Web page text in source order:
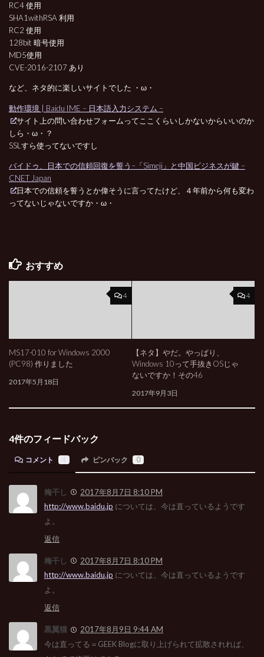
RC4 使用
SHA1withRSA 利用
RC2 使用
128bit 暗号使用
MD5使用
CVE-2016-2107 あり
など、ネタ的に楽しいサイトでした ・ω・
動作環境 | Baidu IME – 日本語入力システム –
サイト上の問い合わせフォームってここくらいしかないからいいのか
しら・ω・？
SSLすら使ってないですし
バイドゥ、日本での信頼回復を誓う–「Simeji」と中国ビジネスが鍵 –
CNET Japan
日本での信頼を誓うとか偉そうに言ってたけど、４年前から何も変わ
ってないじゃないですか・ω・
おすすめ
4
MS17-010 for Windows 2000
(PC98) 作りました
2017年5月18日
4
【ネタ】やだ。やっぱり、
Windows 10って手抜きOSじゃ
ないですか！その46
2017年9月3日
4件のフィードバック
コメント ピンバック 0
梅干し
2017年8月7日 8:10 PM
http://www.baidu.jp については、今は直っているようです
よ。
返信
梅干し
2017年8月7日 8:10 PM
http://www.baidu.jp については、今は直っているようです
よ。
返信
黒翼猫
2017年8月9日 9:44 AM
今は直ってる＝GEEK Blogに取り上げられて拡散されれば、